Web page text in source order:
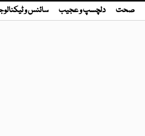
صحت دلچسپ و عجیب سائنس و